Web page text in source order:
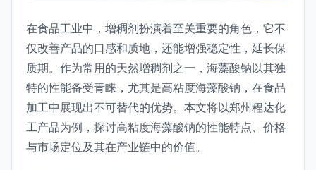
在食品工业中，增稠剂扮演着至关重要的角色，它不
仅改善产品的口感和质地，还能增强稳定性，延长保
质期。作为常用的天然增稠剂之一，海藻酸钠以其独
特的性能备受青睐，尤其是高粘度海藻酸钠，在食品
加工中展现出不可替代的优势。本文将以郑州程达化
工产品为例，探讨高粘度海藻酸钠的性能特点、价格
与市场定位及其在产业链中的价值。